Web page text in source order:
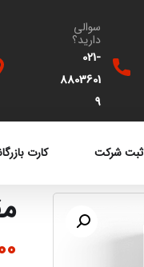
سوالی
دارید؟
021-
8803601
9
ثبت شرکت کارت